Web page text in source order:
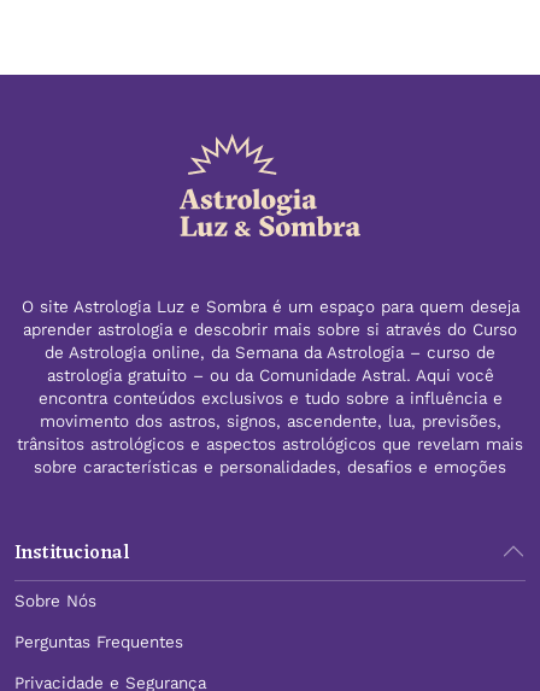
O site Astrologia Luz e Sombra é um espaço para quem deseja
aprender astrologia e descobrir mais sobre si através do Curso
de Astrologia online, da Semana da Astrologia – curso de
astrologia gratuito – ou da Comunidade Astral. Aqui você
encontra conteúdos exclusivos e tudo sobre a influência e
movimento dos astros, signos, ascendente, lua, previsões,
trânsitos astrológicos e aspectos astrológicos que revelam mais
sobre características e personalidades, desafios e emoções
Institucional
Sobre Nós
Perguntas Frequentes
Privacidade e Segurança